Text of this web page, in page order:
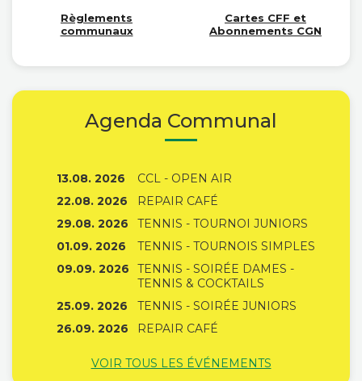
Règlements
communaux
Cartes CFF et
Abonnements CGN
Agenda Communal
13.08. 2026
CCL - OPEN AIR
22.08. 2026
REPAIR CAFÉ
29.08. 2026
TENNIS - TOURNOI JUNIORS
01.09. 2026
TENNIS - TOURNOIS SIMPLES
09.09. 2026
TENNIS - SOIRÉE DAMES -
TENNIS & COCKTAILS
25.09. 2026
TENNIS - SOIRÉE JUNIORS
26.09. 2026
REPAIR CAFÉ
VOIR TOUS LES ÉVÉNEMENTS